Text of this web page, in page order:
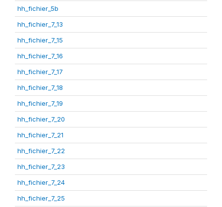
hh_fichier_5b
hh_fichier_7_13
hh_fichier_7_15
hh_fichier_7_16
hh_fichier_7_17
hh_fichier_7_18
hh_fichier_7_19
hh_fichier_7_20
hh_fichier_7_21
hh_fichier_7_22
hh_fichier_7_23
hh_fichier_7_24
hh_fichier_7_25